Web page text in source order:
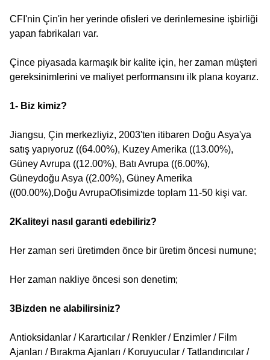
CFI'nin Çin'in her yerinde ofisleri ve derinlemesine işbirliği
yapan fabrikaları var.
Çince piyasada karmaşık bir kalite için, her zaman müşteri
gereksinimlerini ve maliyet performansını ilk plana koyarız.
1- Biz kimiz?
Jiangsu, Çin merkezliyiz, 2003'ten itibaren Doğu Asya'ya
satış yapıyoruz ((64.00%), Kuzey Amerika ((13.00%),
Güney Avrupa ((12.00%), Batı Avrupa ((6.00%),
Güneydoğu Asya ((2.00%), Güney Amerika
((00.00%),Doğu AvrupaOfisimizde toplam 11-50 kişi var.
2Kaliteyi nasıl garanti edebiliriz?
Her zaman seri üretimden önce bir üretim öncesi numune;
Her zaman nakliye öncesi son denetim;
3Bizden ne alabilirsiniz?
Antioksidanlar / Karartıcılar / Renkler / Enzimler / Film
Ajanları / Bırakma Ajanları / Koruyucular / Tatlandırıcılar /